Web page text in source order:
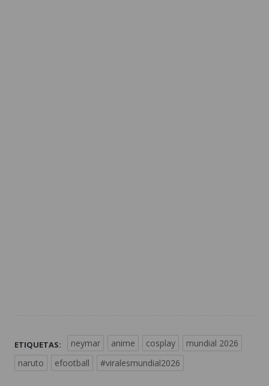
ETIQUETAS: neymar anime cosplay
mundial 2026
naruto
efootball #viralesmundial2026